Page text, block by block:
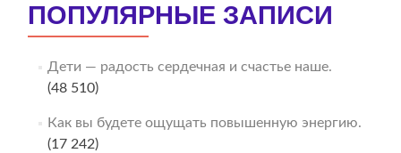
ПОПУЛЯРНЫЕ ЗАПИСИ
Дети — радость сердечная и счастье наше.
(48 510)
Как вы будете ощущать повышенную энергию.
(17 242)